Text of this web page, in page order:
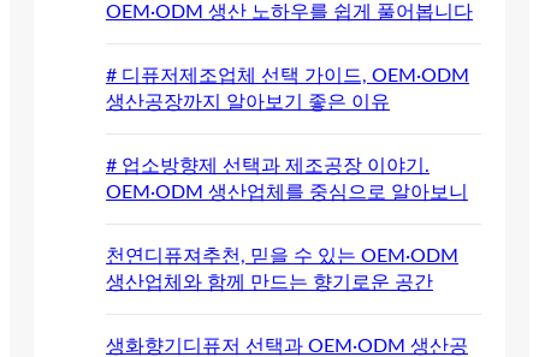
OEM·ODM 생산 노하우를 쉽게 풀어봅니다
# 디퓨저제조업체 선택 가이드, OEM·ODM
생산공장까지 알아보기 좋은 이유
# 업소방향제 선택과 제조공장 이야기.
OEM·ODM 생산업체를 중심으로 알아보니
천연디퓨져추천, 믿을 수 있는 OEM·ODM
생산업체와 함께 만드는 향기로운 공간
생화향기디퓨저 선택과 OEM·ODM 생산공